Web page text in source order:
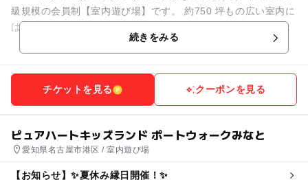
級規模の会員制【室内遊び場】です。 約750 坪もの広い室内に
は、大人も一緒に遊べる滑り台などのふわふわ遊具や、さまざ
続きをみる
チケットを見る クーポンを見る
ピュアハートキッズランド ポートウォークみなと
愛知県名古屋市港区 / 室内遊び場
【お知らせ】✨夏休み縁日開催！✨